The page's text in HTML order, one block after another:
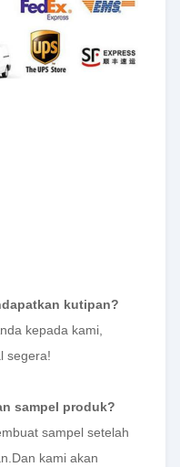
kutipan?
kepada kami,
segera!
sampel produk?
sampel setelah
kami akan